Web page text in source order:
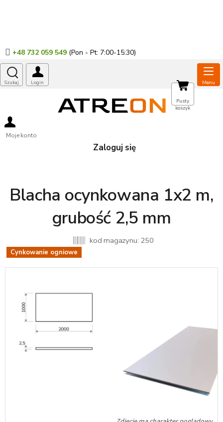
+48 732 059 549
Moje konto
Zaloguj się
KOSZYK
Pusty
koszyk
Blacha ocynkowana 1x2 m,
grubość 2,5 mm
kod magazynu: 250
Cynkowanie ogniowe